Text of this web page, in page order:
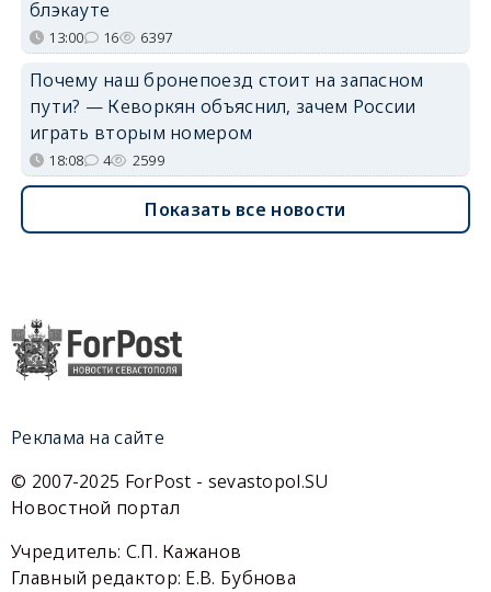
блэкауте
13:00 16 6397
Почему наш бронепоезд стоит на запасном
пути? — Кеворкян объяснил, зачем России
играть вторым номером
18:08 4 2599
Показать все новости
Реклама на сайте
© 2007-2025 ForPost - sevastopol.SU
Новостной портал
Учредитель: С.П. Кажанов
Главный редактор: Е.В. Бубнова